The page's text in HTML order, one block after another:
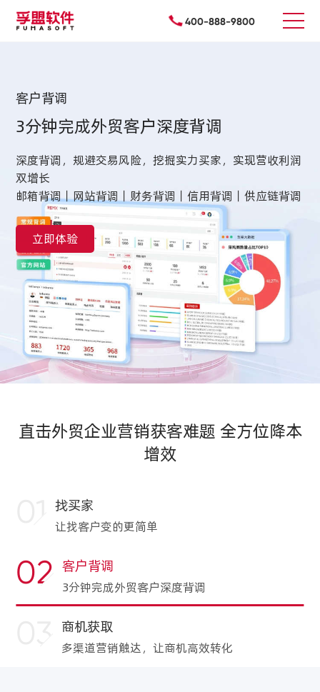
400-888-9800
客户背调
3分钟完成外贸客户深度背调
深度背调，规避交易风险，挖掘实力买家，实现营收利润
双增长
邮箱背调｜网站背调｜财务背调｜信用背调｜供应链背调
立即体验
直击外贸企业营销获客难题 全方位降本
增效
找买家
让找客户变的更简单
02 客户背调
3分钟完成外贸客户深度背调
商机获取
多渠道营销触达，让商机高效转化